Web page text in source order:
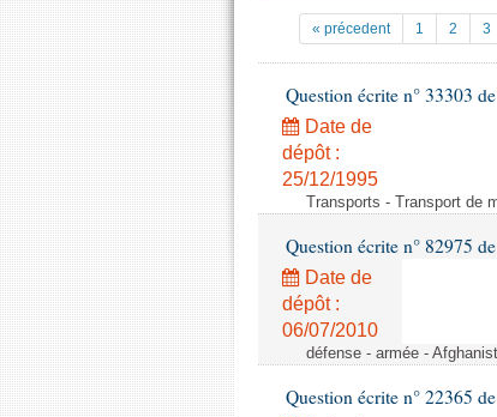
« précedent 1 2 3
Question écrite n° 33303
Date de
dépôt :
25/12/1995
Transports - Transport de
Question écrite n° 82975
Date de
dépôt :
06/07/2010
défense - armée -
Question écrite n° 22365